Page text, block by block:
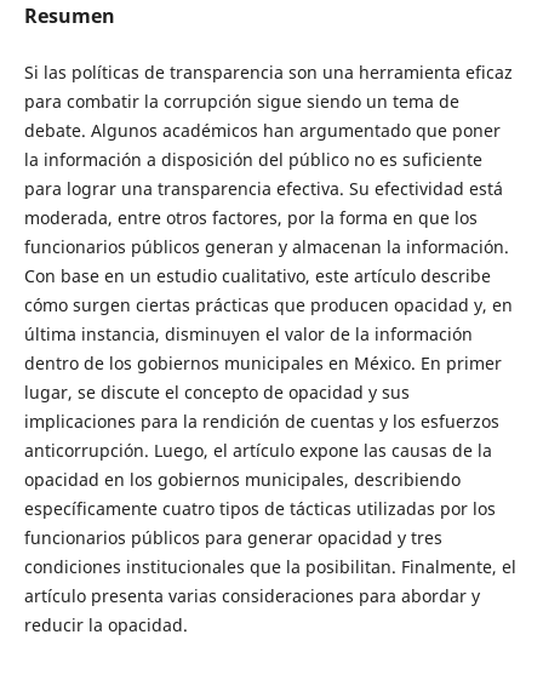
Resumen
Si las políticas de transparencia son una herramienta eficaz
para combatir la corrupción sigue siendo un tema de
debate. Algunos académicos han argumentado que poner
la información a disposición del público no es suficiente
para lograr una transparencia efectiva. Su efectividad está
moderada, entre otros factores, por la forma en que los
funcionarios públicos generan y almacenan la información.
Con base en un estudio cualitativo, este artículo describe
cómo surgen ciertas prácticas que producen opacidad y, en
última instancia, disminuyen el valor de la información
dentro de los gobiernos municipales en México. En primer
lugar, se discute el concepto de opacidad y sus
implicaciones para la rendición de cuentas y los esfuerzos
anticorrupción. Luego, el artículo expone las causas de la
opacidad en los gobiernos municipales, describiendo
específicamente cuatro tipos de tácticas utilizadas por los
funcionarios públicos para generar opacidad y tres
condiciones institucionales que la posibilitan. Finalmente, el
artículo presenta varias consideraciones para abordar y
reducir la opacidad.